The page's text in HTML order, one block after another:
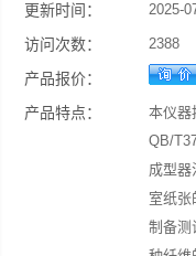
更新时间： 2025-
访问次数： 2388
产品报价：
产品特点：
本仪器
QB/
成型器
室纸
制备测